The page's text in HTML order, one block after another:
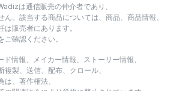
は通信販売の仲介者であり、
ん。該当する商品については、商品、商品情報、
販売者にあります。
確認ください。
情報、メイカー情報、ストーリー情報、
複製、送信、配布、クロール、
は、著作権法、